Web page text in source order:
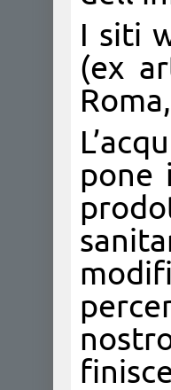
I siti
(ex
pone